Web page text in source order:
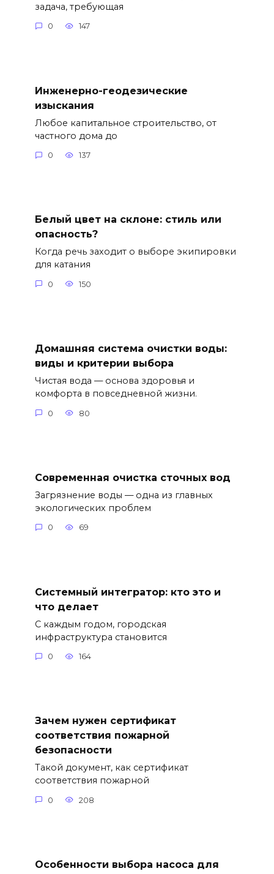
задача, требующая
0 147
Инженерно-геодезические
изыскания
Любое капитальное строительство, от
частного дома до
0 137
Белый цвет на склоне: стиль или
опасность?
Когда речь заходит о выборе экипировки
для катания
0 150
Домашняя система очистки воды:
виды и критерии выбора
Чистая вода — основа здоровья и
комфорта в повседневной жизни.
0 80
Современная очистка сточных вод
Загрязнение воды — одна из главных
экологических проблем
0 69
Системный интегратор: кто это и
что делает
С каждым годом, городская
инфраструктура становится
0 164
Зачем нужен сертификат
соответствия пожарной
безопасности
Такой документ, как сертификат
соответствия пожарной
0 208
Особенности выбора насоса для